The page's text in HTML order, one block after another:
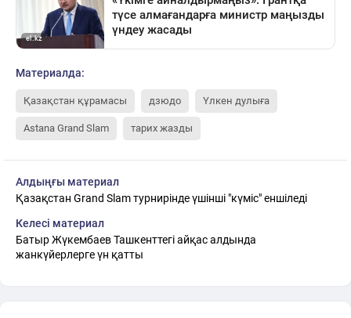
Материалда:
Қазақстан құрамасы дзюдо Үлкен дулыға
Astana Grand Slam тарих жазды
Алдыңғы материал
Қазақстан Grand Slam турнирінде үшінші "күміс" еншіледі
Келесі материал
Батыр Жүкембаев Ташкенттегі айқас алдында
жанкүйерлерге үн қатты